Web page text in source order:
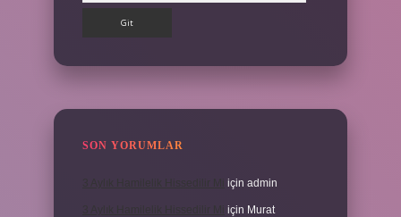
SON YORUMLAR
için admin
için Murat